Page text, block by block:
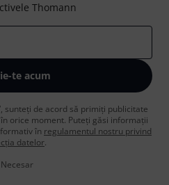
Thomann
te acum
sunteți de acord să primiți publicitate
orice moment. Puteți găsi informații
în regulamentul nostru privind
datelor.